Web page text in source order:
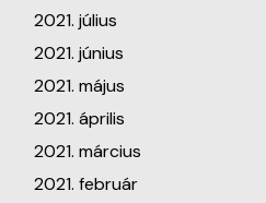
2021. július
2021. június
2021. május
2021. április
2021. március
2021. február